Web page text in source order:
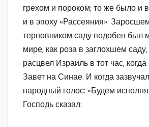
грехом и пороком; то же было и
и в эпоху «Рассеяния».
терновником саду подобен был
мире, как роза в заглохшем саду,
расцвел Израиль в тот час,
Завет на Синае. И когда зазвучал
народный голос: «Будем
Господь сказал: